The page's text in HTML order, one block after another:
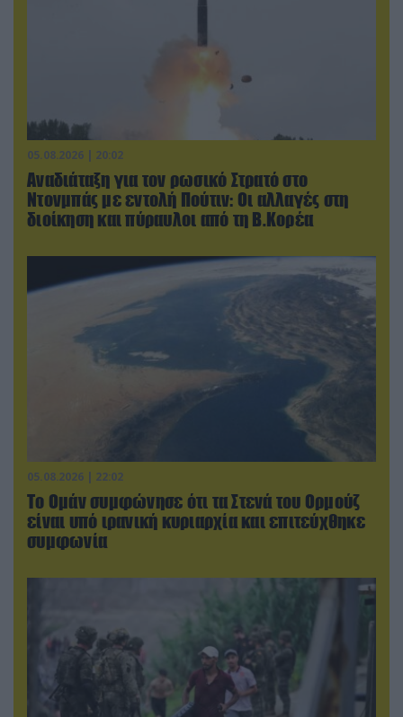
05.08.2026 | 20:02
Αναδιάταξη για τον ρωσικό Στρατό στο
Ντονμπάς με εντολή Πούτιν: Οι αλλαγές στη
διοίκηση και πύραυλοι από τη Β.Κορέα
05.08.2026 | 22:02
Το Ομάν συμφώνησε ότι τα Στενά του Ορμούζ
είναι υπό ιρανική κυριαρχία και επιτεύχθηκε
συμφωνία